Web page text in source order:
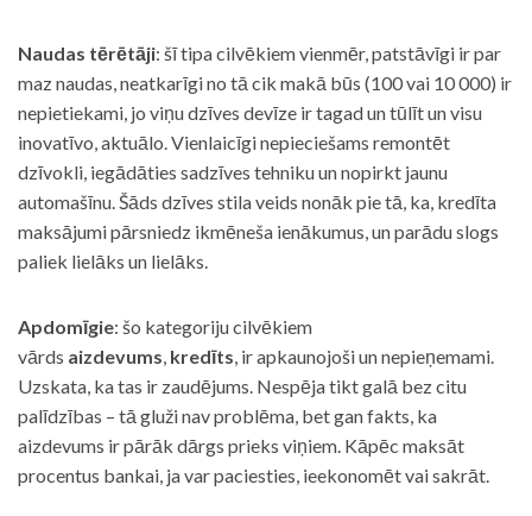
Naudas tērētāji: šī tipa cilvēkiem vienmēr, patstāvīgi ir par
maz naudas, neatkarīgi no tā cik makā būs (100 vai 10 000) ir
nepietiekami, jo viņu dzīves devīze ir tagad un tūlīt un visu
inovatīvo, aktuālo. Vienlaicīgi nepieciešams remontēt
dzīvokli, iegādāties sadzīves tehniku un nopirkt jaunu
automašīnu. Šāds dzīves stila veids nonāk pie tā, ka, kredīta
maksājumi pārsniedz ikmēneša ienākumus, un parādu slogs
paliek lielāks un lielāks.
Apdomīgie: šo kategoriju cilvēkiem
vārds aizdevums, kredīts, ir apkaunojoši un nepieņemami.
Uzskata, ka tas ir zaudējums. Nespēja tikt galā bez citu
palīdzības – tā gluži nav problēma, bet gan fakts, ka
aizdevums ir pārāk dārgs prieks viņiem. Kāpēc maksāt
procentus bankai, ja var paciesties, ieekonomēt vai sakrāt.